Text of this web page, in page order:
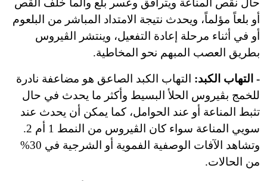
حال نقص المناعة ويترافق وعسر بلع وألماً خلف القص
أو بلعاً مؤلماً، ويحدث نتيجة الامتداد المباشر من البلعوم
أو في أثناء مرحلة إعادة التفعيل، وينتشر الڤيروس
بطريق العصب المبهم نحو المخاطية.
- التهاب الكبد: التهاب الكبد الصاعق هو مضاعفة نادرة
للخمج بڤيروس الحلأ البسيط وأكثر ما يحدث في حال
تثبط المناعة أو عند الحوامل، كما يمكن أن يحدث عند
سويي المناعة سواء كان الڤيروس من النمط 1 أم 2.
وتشاهد الآفات الوصفية الفموية أو الشرجية في 30%
من الحالات.